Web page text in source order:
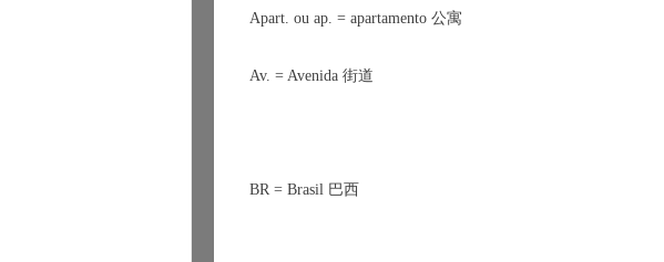
Apart. ou ap. = apartamento 公寓
Av. = Avenida 街道
BR = Brasil 巴西